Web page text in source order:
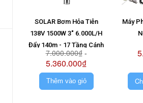
SOLAR Bơm Hỏa Tiễn
138V 1500W 3" 6.000L/H
Đẩy 140m - 17 Tầng Cánh
(Giá Không Pin)
7.000.000₫-
5.360.000₫
Thêm vào giỏ
Máy